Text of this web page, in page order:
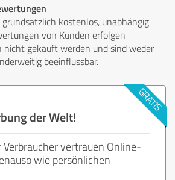
kostenlos, unabhängig
von Kunden erfolgen
nicht gekauft werden und sind weder
beeinflussbar.
der Welt!
vertrauen Online-
wie persönlichen